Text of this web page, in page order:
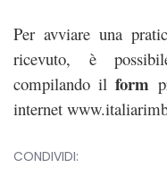
Per avviare una
ricevuto, è
compilando ilform
internet
CONDIVIDI: